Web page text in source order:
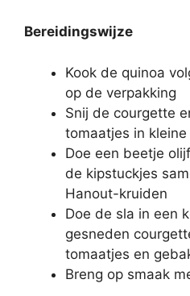
Bereidingswijze
Kook de quinoa
op de verpakking
Snij de courgette
tomaatjes in kleine
Doe een beetje
de kipstuckjes
Hanout-kruiden
Doe de sla in een
gesneden
tomaatjes en
Breng op smaak